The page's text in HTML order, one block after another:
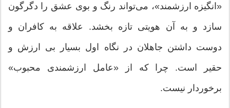
«انگیزه ارزشمند»، می‌تواند رنگ و بوی عشق را دگرگون
سازد و به آن هویتی تازه بخشد. علاقه به کافران و
دوست داشتن جاهلان در نگاه اول بسیار بی ارزش و
حقیر است. چرا که از «عامل ارزشمندی محبوب»
برخوردار نیست.